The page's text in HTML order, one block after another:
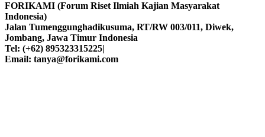
FORIKAMI (Forum Riset Ilmiah Kajian Masyarakat
Indonesia)
Jalan Tumenggunghadikusuma, RT/RW 003/011, Diwek,
Jombang, Jawa Timur Indonesia
Tel: (+62) 895323315225|
Email: tanya@forikami.com